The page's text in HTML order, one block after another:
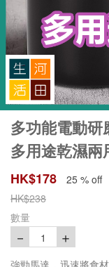
多功能電動
多用途乾濕兩
HK$178 25 % off
HK$238
數量
－ 1 ＋
強勁馬達，迅速將食